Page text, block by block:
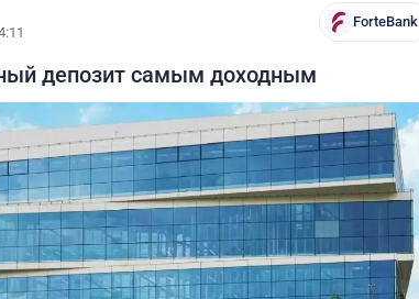
ForteBank
депозит самым доходным